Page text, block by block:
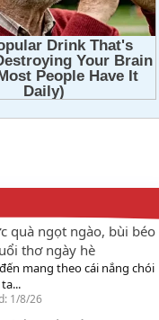
quà ngọt ngào, bùi béo
thơ ngày hè
mang theo cái nắng chói
1/8/26